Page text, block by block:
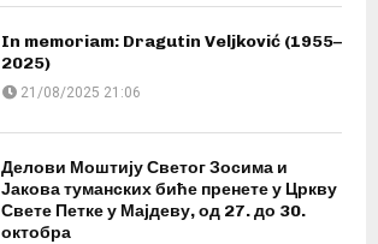
In memoriam: Dragutin Veljković (1955–
2025)
21/08/2025 21:06
Делови Моштију Светог Зосима и
Јакова туманских биће пренете у Цркву
Свете Петке у Мајдеву, од 27. до 30.
октобра